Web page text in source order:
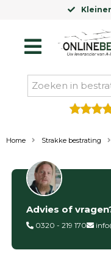
Home Strakke bestrating
Filter op
Categorieën
Betontegels
Advies of
0320 - 219 170